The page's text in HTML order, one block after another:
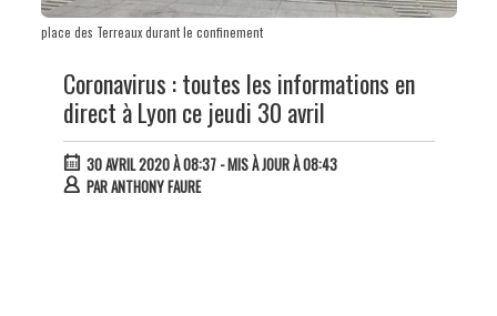
place des Terreaux durant le confinement
Coronavirus : toutes les informations en
direct à Lyon ce jeudi 30 avril
30 AVRIL 2020 À 08:37- MIS À JOUR À 08:43
PARANTHONY FAURE